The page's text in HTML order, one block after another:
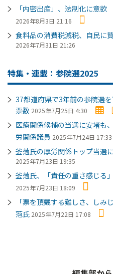
「内密出産」、法制化に意
2026年8月3日 21:16
食料品の消費税減税、自民
2026年7月31日 21:26
特集・連載：参院選2025
37都道府県で3年前の参院
票数 2025年7月25日 4:30
医療関係候補の当選に安堵
労関係議員 2025年7月24日 17:33
釜萢氏の厚労関係トップ当
2025年7月23日 19:35
釜萢氏、「責任の重さ感じ
2025年7月23日 18:09
「票を頂戴する難しさ、し
萢氏 2025年7月22日 17:08